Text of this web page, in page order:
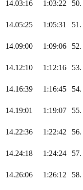
14.03:16 1:03:22 50.
14.05:25 1:05:31 51.
14.09:00 1:09:06 52.
14.12:10 1:12:16 53.
14.16:39 1:16:45 54.
14.19:01 1:19:07 55.
14.22:36 1:22:42 56.
14.24:18 1:24:24 57.
14.26:06 1:26:12 58.